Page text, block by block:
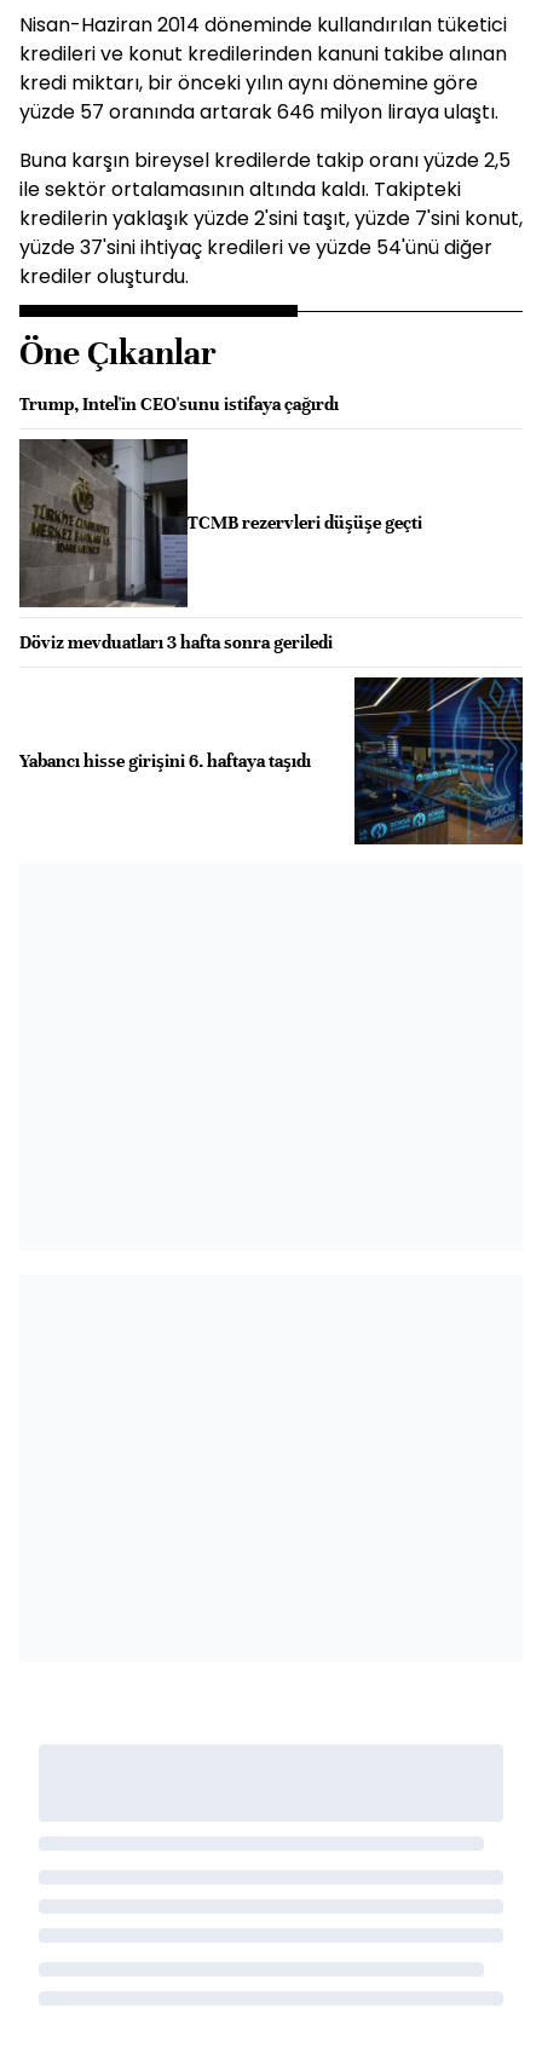
Nisan-Haziran 2014 döneminde kullandırılan tüketici
kredileri ve konut kredilerinden kanuni takibe alınan
kredi miktarı, bir önceki yılın aynı dönemine göre
yüzde 57 oranında artarak 646 milyon liraya ulaştı.
Buna karşın bireysel kredilerde takip oranı yüzde 2,5
ile sektör ortalamasının altında kaldı. Takipteki
kredilerin yaklaşık yüzde 2'sini taşıt, yüzde 7'sini konut,
yüzde 37'sini ihtiyaç kredileri ve yüzde 54'ünü diğer
krediler oluşturdu.
Öne Çıkanlar
Trump, Intel'in CEO'sunu istifaya çağırdı
TCMB rezervleri düşüşe geçti
Döviz mevduatları 3 hafta sonra geriledi
Yabancı hisse girişini 6. haftaya taşıdı